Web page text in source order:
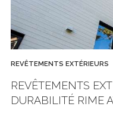
REVÊTEMENTS EXTÉRIEURS
REVÊTEMENTS
DURABILITÉ RIME